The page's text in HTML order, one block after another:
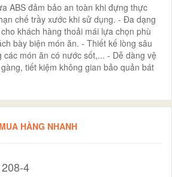
ABS đảm bảo an toàn khi đựng thực
chế trầy xước khi sử dụng. - Đa dạng
khách hàng thoải mái lựa chọn phù
bày biện món ăn. - Thiết kế lòng sâu
món ăn có nước sốt,... - Dễ dàng vệ
tiết kiệm không gian bảo quản bát
MUA HÀNG NHANH
4